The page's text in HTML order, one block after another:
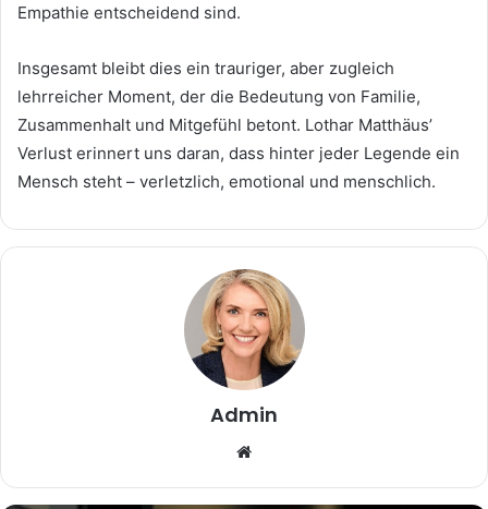
Empathie entscheidend sind.
Insgesamt bleibt dies ein trauriger, aber zugleich
lehrreicher Moment, der die Bedeutung von Familie,
Zusammenhalt und Mitgefühl betont. Lothar Matthäus’
Verlust erinnert uns daran, dass hinter jeder Legende ein
Mensch steht – verletzlich, emotional und menschlich.
Admin